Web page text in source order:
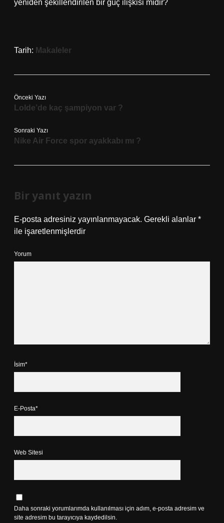
yeniden şekillendirilen bir güç ilişkisi midir?
Tarih: Makaleler
Önceki Yazı
Lolde’de kaç şampiyon var ?
Sonraki Yazı
Nike Air Force spor ayakkabı mı ?
Bir yanıt yazın
E-posta adresiniz yayınlanmayacak. Gerekli alanlar *
ile işaretlenmişlerdir
Yorum
İsim*
E-Posta*
Web Sitesi
Daha sonraki yorumlarımda kullanılması için adım, e-posta adresim ve
site adresim bu tarayıcıya kaydedilsin.